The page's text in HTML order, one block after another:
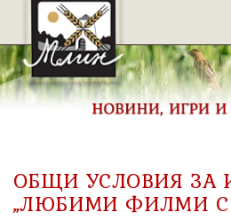
ОБЩИ УСЛОВИЯ ЗА
„ЛЮБИМИ ФИЛМИ С